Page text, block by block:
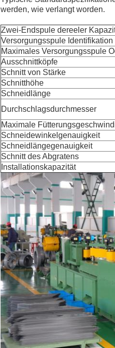
werden, wie verlangt worden.
Zwei-Endspule dereeler
Versorgungsspule Identifikation
Maximales Versorgungsspule
Ausschnittköpfe
Schnitt von Stärke
Schnitthöhe
Schneidlänge
Durchschlagsdurchmesser
Maximale
Schneidewinkelgenauigkeit
Schneidlängegenauigkeit
Schnitt des Abgratens
Installationskapazität